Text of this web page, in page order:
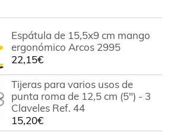
Espátula de 15,5x9 cm mango
ergonómico Arcos 2995
22,15€
Tijeras para varios usos de
punta roma de 12,5 cm (5") - 3
Claveles Ref. 44
15,20€